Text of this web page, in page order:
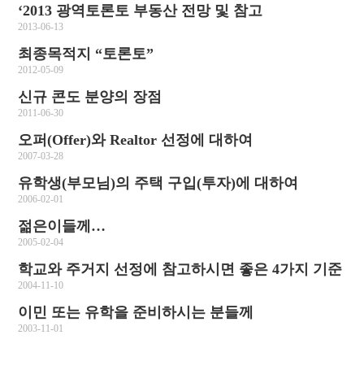
‘2013 광역토론토 부동산 전망 및 참고
2013-06-13
최종목적지 “토론토”
2012-05-09
신규 콘도 분양의 장점
2011-06-30
오퍼(Offer)와 Realtor 선정에 대하여
2007-03-28
유학생(부모님)의 주택 구입(투자)에 대하여
2006-02-01
젊은이들께…
2005-02-04
학교와 주거지 선정에 참고하시면 좋은 4가지 기준
2004-11-10
이민 또는 유학을 준비하시는 분들께
2003-11-01